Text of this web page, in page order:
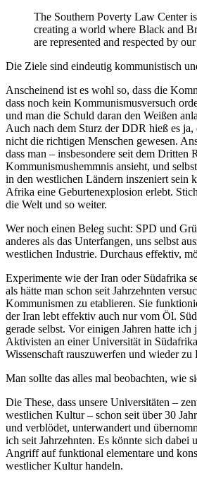
The Southern Poverty Law Center
creating a world where Black and
are represented and respected by
Die Ziele sind eindeutig kommunistisch
Anscheinend ist es wohl so, dass die
dass noch kein Kommunismusversuch
und man die Schuld daran den Weißen
Auch nach dem Sturz der DDR hieß es ja,
nicht die richtigen Menschen gewesen.
dass man – insbesondere seit dem Dritten
Kommunismushemmnis ansieht, und
in den westlichen Ländern inszeniert sein
Afrika eine Geburtenexplosion erlebt.
die Welt und so weiter.
Wer noch einen Beleg sucht: SPD und
anderes als das Unterfangen, uns selbst
westlichen Industrie. Durchaus effektiv,
Experimente wie der Iran oder Südafrika
als hätte man schon seit Jahrzehnten
Kommunismen zu etablieren. Sie
der Iran lebt effektiv auch nur vom Öl.
gerade selbst. Vor einigen Jahren hatte ich
Aktivisten an einer Universität in
Wissenschaft rauszuwerfen und wieder
Man sollte das alles mal beobachten, wie
Die These, dass unsere Universitäten –
westlichen Kultur – schon seit über 30
und verblödet, unterwandert und
ich seit Jahrzehnten. Es könnte sich dabei
Angriff auf funktional elementare und
westlicher Kultur handeln.